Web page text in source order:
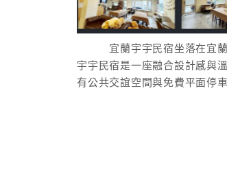
宜蘭宇宇民宿坐落在宜蘭五
宇宇民宿是一座融合設計感與
有公共交誼空間與免費平面停